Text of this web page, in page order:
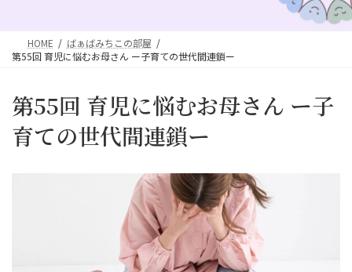
HOME
ばぁばみちこの部屋
第55回 育児に悩むお母さん ー子育ての世代間連鎖ー
第55回 育児に悩むお母さん ー子
育ての世代間連鎖ー